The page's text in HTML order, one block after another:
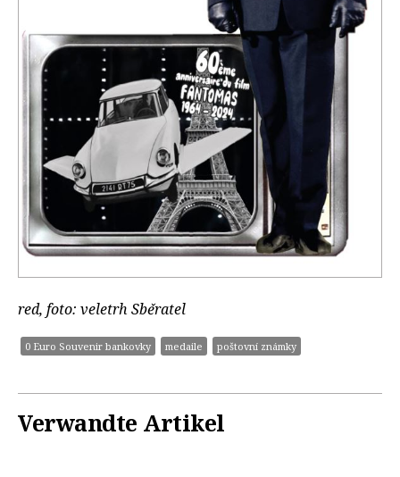
red, foto: veletrh Sběratel
0 Euro Souvenir bankovky medaile poštovní známky
Verwandte Artikel